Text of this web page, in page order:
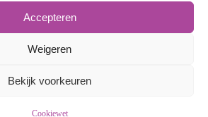
Accepteren
Weigeren
Bekijk voorkeuren
Cookiewet